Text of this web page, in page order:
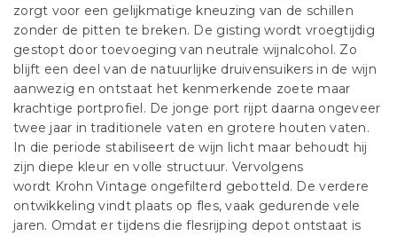
zorgt voor een gelijkmatige kneuzing van de schillen
zonder de pitten te breken. De gisting wordt vroegtijdig
gestopt door toevoeging van neutrale wijnalcohol. Zo
blijft een deel van de natuurlijke druivensuikers in de wijn
aanwezig en ontstaat het kenmerkende zoete maar
krachtige portprofiel. De jonge port rijpt daarna ongeveer
twee jaar in traditionele vaten en grotere houten vaten.
In die periode stabiliseert de wijn licht maar behoudt hij
zijn diepe kleur en volle structuur. Vervolgens
wordt Krohn Vintage ongefilterd gebotteld. De verdere
ontwikkeling vindt plaats op fles, vaak gedurende vele
jaren. Omdat er tijdens die flesrijping depot ontstaat is